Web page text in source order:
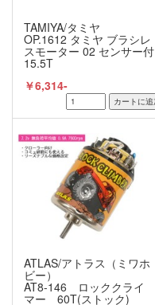
TAMIYA/タミヤ
OP.1612 タミヤ ブラシレ
スモーター 02 センサー付
15.5T
￥6,314-
ATLAS/アトラス（ミワホ
ビー）
AT8-146 ロッククライ
マー 60T(ストック)